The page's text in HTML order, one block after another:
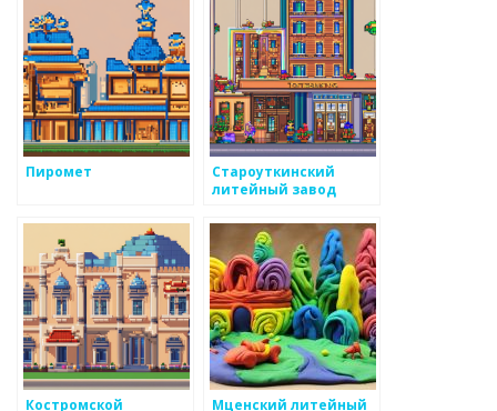
Пиромет
Староуткинский
литейный завод
Костромской
Мценский литейный